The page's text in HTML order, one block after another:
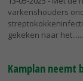
varkenshouders
gekeken naar het...
Kamplan neemt